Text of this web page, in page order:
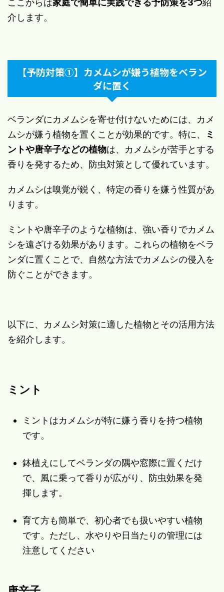
ここからは家庭で簡単に実践できる予防策を3つ紹
介します。
【予防対策①】カメムシが嫌う植物をベラン
ダに置く
ベランダにカメムシを寄せ付けないためには、カメ
ムシが嫌う植物を置くことが効果的です。特に、
ミ
ントや唐辛子などの植物は、カメムシが苦手とする
香りを発するため、防虫対策として優れています。
カメムシは嗅覚が鋭く、特定の香りを嫌う性質があ
ります。
ミントや唐辛子のような植物は、強い香りでカメム
シを遠ざける効果があります。これらの植物をベラ
ンダに置くことで、自然な方法でカメムシの侵入を
防ぐことができます。
以下に、カメムシ対策に適した植物とその活用方法
を紹介します。
ミント
ミントはカメムシが特に嫌う香りを持つ植物
です。
鉢植えにしてベランダの隅や窓際に置くだけ
で、風に乗って香りが広がり、防虫効果を発
揮します。
育て方も簡単で、初心者でも扱いやすい植物
です。ただし、水やりや日当たりの管理には
注意してください